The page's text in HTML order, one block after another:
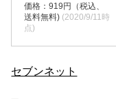
価格：919円（税込、
送料無料) (2020/9/11時
点)
セブンネット